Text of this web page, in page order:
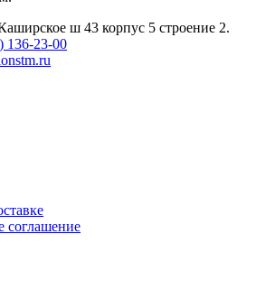
ш 43 корпус 5 строение 2.
136-23-00
соглашение